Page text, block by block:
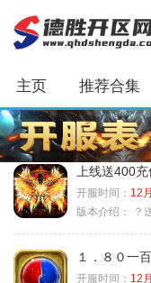
主页 推荐合集
上线送400充
开服时间： 12
版本介绍：
？
１．８０一
开服时间： 12